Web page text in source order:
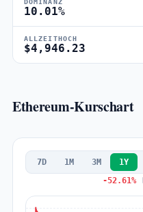
DOMINANZ
10.01%
ALLZEITHOCH
$4,946.23
Ethereum-Kurschart
7D 1M 3M 1Y
-52.61%